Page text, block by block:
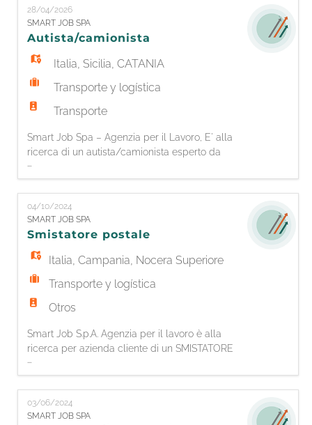
obbligatoria - Preferibile possesso di ADR per
trasporto cisterne - Esperienza pregressa nella
mansione - Affida
28/04/2026
SMART JOB SPA
Autista/camionista
Italia,Sicilia,CATANIA
Transporte y logística
Transporte
Smart Job Spa – Agenzia per il Lavoro, E' alla
ricerca di un autista/camionista esperto da
inserire. Requisiti richiesti: - Possesso di patente
C, E e CQC in corso di validità - Esperienza
pregressa nel ruolo di almeno 2 anni - Buona
conoscenza delle normative di trasporto e
sicurezza stradale - Affidabilità, puntualità e
senso di responsabilità
04/10/2024
SMART JOB SPA
Smistatore postale
Italia,Campania, Nocera Superiore
Transporte y logística
Otros
Smart Job S.p.A. Agenzia per il lavoro è alla
ricerca per azienda cliente di un SMISTATORE
POSTALE. La figura ricercata dovrà smistare la
posta in arrivo dell'area di sua competenza,
catalogandola e ordinandola secondo il proprio
percorso di consegna. Recapita la
corrispondenza, pacchi, telegrammi e
03/06/2024
SMART JOB SPA